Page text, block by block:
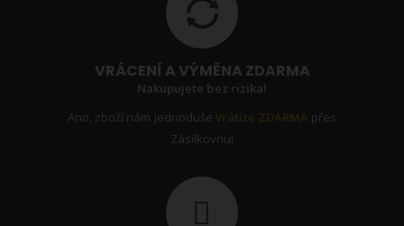
VRÁCENÍ A VÝMĚNA ZDARMA
Nakupujete bez rizika!
Ano, zboží nám jednoduševrátíte ZDARMA přes
Zásilkovnu!